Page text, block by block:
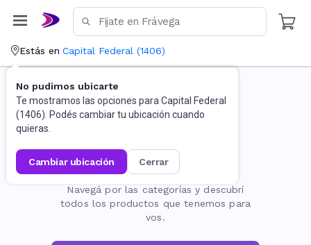
Estás en Capital Federal (1406)
No pudimos ubicarte
Te mostramos las opciones para Capital Federal
(1406). Podés cambiar tu ubicación cuando
quieras.
cambiar ubicación cerrar
La página no existe
Navegá por las categorías y descubrí
todos los productos que tenemos para
vos.